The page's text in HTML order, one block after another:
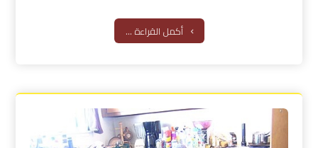
أكمل القراءة ...